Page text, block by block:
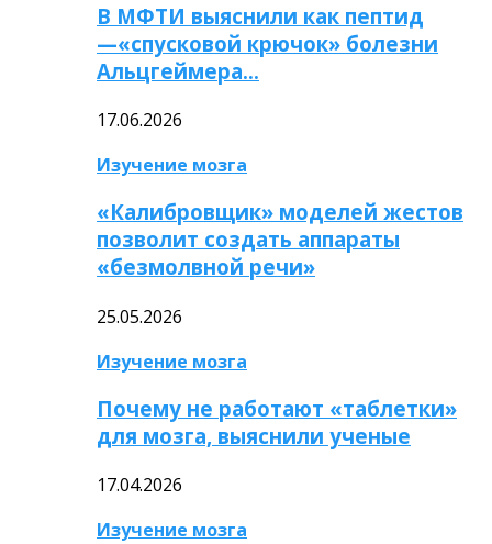
В МФТИ выяснили как пептид
—«спусковой крючок» болезни
Альцгеймера…
17.06.2026
Изучение мозга
«Калибровщик» моделей жестов
позволит создать аппараты
«безмолвной речи»
25.05.2026
Изучение мозга
Почему не работают «таблетки»
для мозга, выяснили ученые
17.04.2026
Изучение мозга